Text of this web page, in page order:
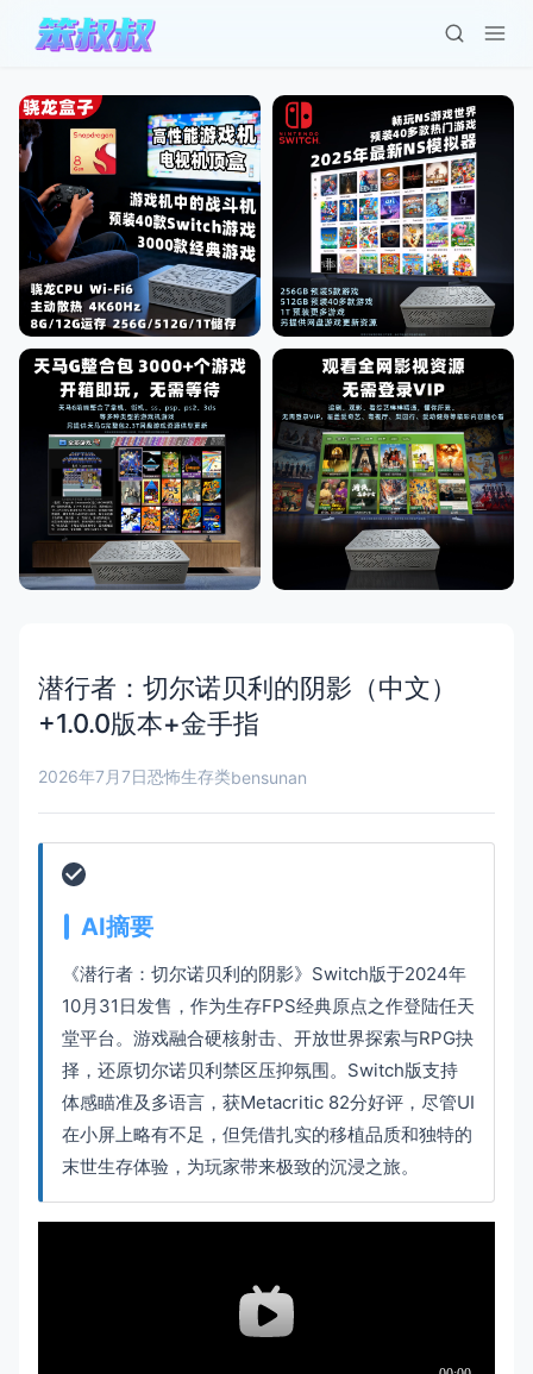
潜行者：切尔诺贝利的阴影（中文）
+1.0.0版本+金手指
2026年7月7日恐怖生存类bensunan
AI摘要
《潜行者：切尔诺贝利的阴影》Switch版于2024年
10月31日发售，作为生存FPS经典原点之作登陆任天
堂平台。游戏融合硬核射击、开放世界探索与RPG抉
择，还原切尔诺贝利禁区压抑氛围。Switch版支持
体感瞄准及多语言，获Metacritic 82分好评，尽管UI
在小屏上略有不足，但凭借扎实的移植品质和独特的
末世生存体验，为玩家带来极致的沉浸之旅。